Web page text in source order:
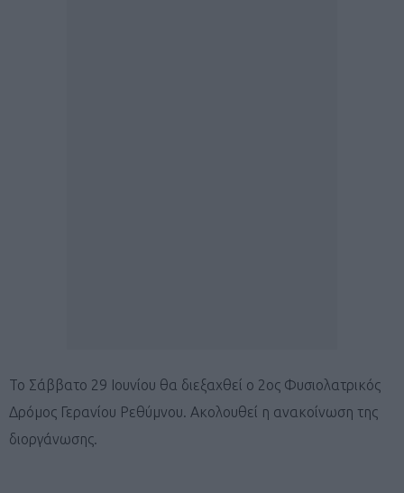
Το Σάββατο 29 Ιουνίου θα διεξαχθεί ο 2ος Φυσιολατρικός
Δρόμος Γερανίου Ρεθύμνου. Ακολουθεί η ανακοίνωση της
διοργάνωσης.